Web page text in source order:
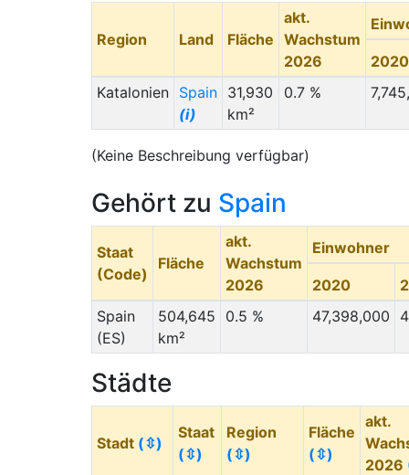
Region Land Fläche
akt.
Wachstum
2026
2020
Katalonien
Spain
(i)
31,930
km²
0.7 %
(Keine Beschreibung verfügbar)
Gehört zu Spain
Staat
(Code)
Fläche
akt.
Wachstum
2026
Einwohner
2020
Spain
(ES)
504,645
km²
0.5 % 47,398,000
Städte
Stadt (⇳)
Staat
(⇳)
Region
(⇳)
Fläche
(⇳)
akt.
2026